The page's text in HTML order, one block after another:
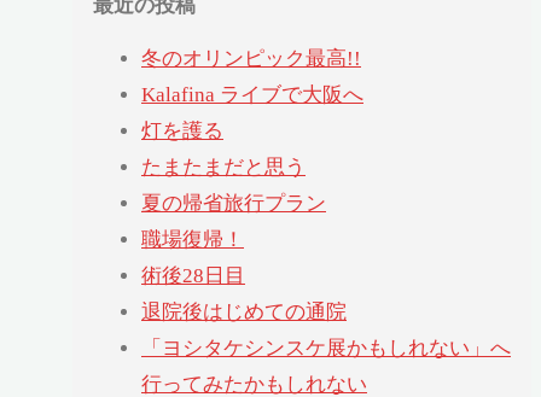
冬のオリンピック最高!!
Kalafina ライブで大阪へ
灯を護る
たまたまだと思う
夏の帰省旅行プラン
職場復帰！
術後28日目
退院後はじめての通院
「ヨシタケシンスケ展かもしれない」へ
行ってみたかもしれない